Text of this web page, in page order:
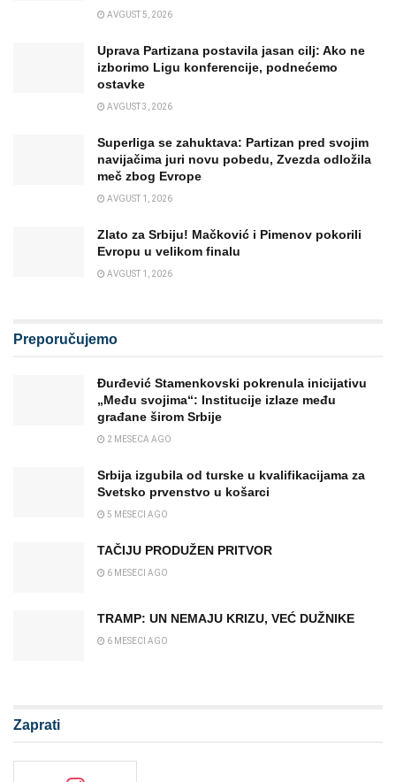
AVGUST 5, 2026
Uprava Partizana postavila jasan cilj: Ako ne
izborimo Ligu konferencije, podnećemo
ostavke
AVGUST 3, 2026
Superliga se zahuktava: Partizan pred svojim
navijačima juri novu pobedu, Zvezda odložila
meč zbog Evrope
AVGUST 1, 2026
Zlato za Srbiju! Mačković i Pimenov pokorili
Evropu u velikom finalu
AVGUST 1, 2026
Preporučujemo
Đurđević Stamenkovski pokrenula inicijativu
„Među svojima“: Institucije izlaze među
građane širom Srbije
2 MESECA AGO
Srbija izgubila od turske u kvalifikacijama za
Svetsko prvenstvo u košarci
5 MESECI AGO
TAČIJU PRODUŽEN PRITVOR
6 MESECI AGO
TRAMP: UN NEMAJU KRIZU, VEĆ DUŽNIKE
6 MESECI AGO
Zaprati